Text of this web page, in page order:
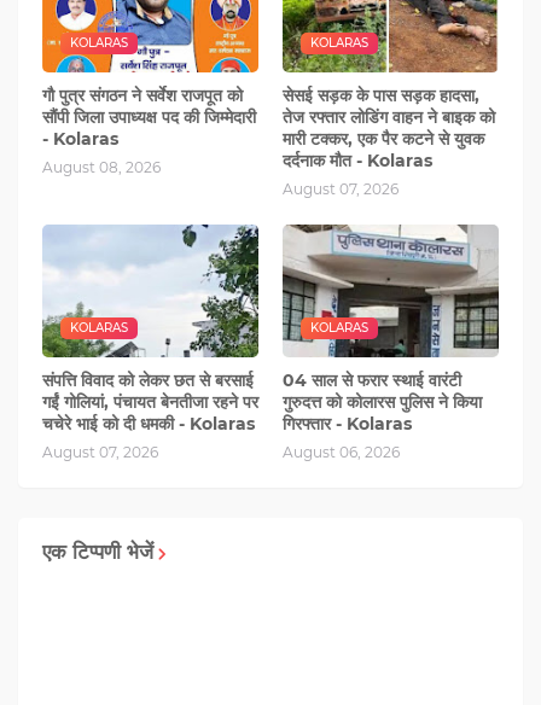
KOLARAS
गौ पुत्र संगठन ने सर्वेश राजपूत को
सौंपी जिला उपाध्यक्ष पद की जिम्‍मेदारी
- Kolaras
August 08, 2026
KOLARAS
सेसई सड़क के पास सड़क हादसा,
तेज रफ्तार लोडिंग वाहन ने बाइक को
मारी टक्‍कर, एक पैर कटने से युवक
दर्दनाक मौत - Kolaras
August 07, 2026
KOLARAS
संपत्ति विवाद को लेकर छत से बरसाई
गईं गोलियां, पंचायत बेनतीजा रहने पर
चचेरे भाई को दी धमकी - Kolaras
August 07, 2026
KOLARAS
04 साल से फरार स्थाई वारंटी
गुरुदत्त को कोलारस पुलिस ने किया
गिरफ्तार - Kolaras
August 06, 2026
एक टिप्पणी भेजें